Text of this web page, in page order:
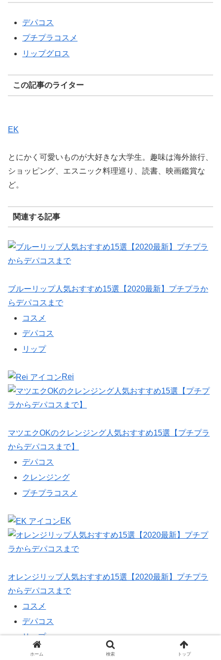
デパコス
プチプラコスメ
リップグロス
この記事のライター
EK
とにかく可愛いものが大好きな大学生。趣味は海外旅行、
ショッピング、エスニック料理巡り、読書、映画鑑賞な
ど。
関連する記事
ブルーリップ人気おすすめ15選【2020最新】プチプラか
らデパコスまで
コスメ
デパコス
リップ
Rei
マツエクOKのクレンジング人気おすすめ15選【プチプラ
からデパコスまで】
デパコス
クレンジング
プチプラコスメ
EK
オレンジリップ人気おすすめ15選【2020最新】プチプラ
からデパコスまで
コスメ
デパコス
リップ
ホーム 検索 トップ